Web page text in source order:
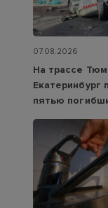
07.08.2026
На трассе
пятью